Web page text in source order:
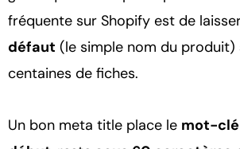
fréquente sur Shopify est de
défaut (le simple nom du produit)
centaines de fiches.
Un bon meta title place le mot-